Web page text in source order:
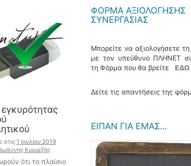
στις 1 Ιουλίου 2019
Ιωάννης Κυριαζής
ότι το πλαίσιο
ΦΌΡΜΑ ΑΞΙΟΛΌΓΗΣΗΣ
ΣΥΝΕΡΓΑΣΊΑΣ
Μπορείτε να αξιολογήσετε
με τον υπεύθυνο ΠΛΗΝΕΤ
τη Φόρμα που θα βρείτε ΕΔΩ
Δείτε τις απαντήσεις της
ΕΊΠΑΝ ΓΙΑ ΕΜΆΣ…